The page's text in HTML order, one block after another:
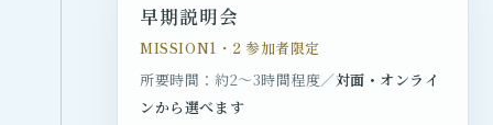
早期説明会
MISSION1・2 参加者限定
所要時間：約2〜3時間程度／対面・オンライ
ンから選べます